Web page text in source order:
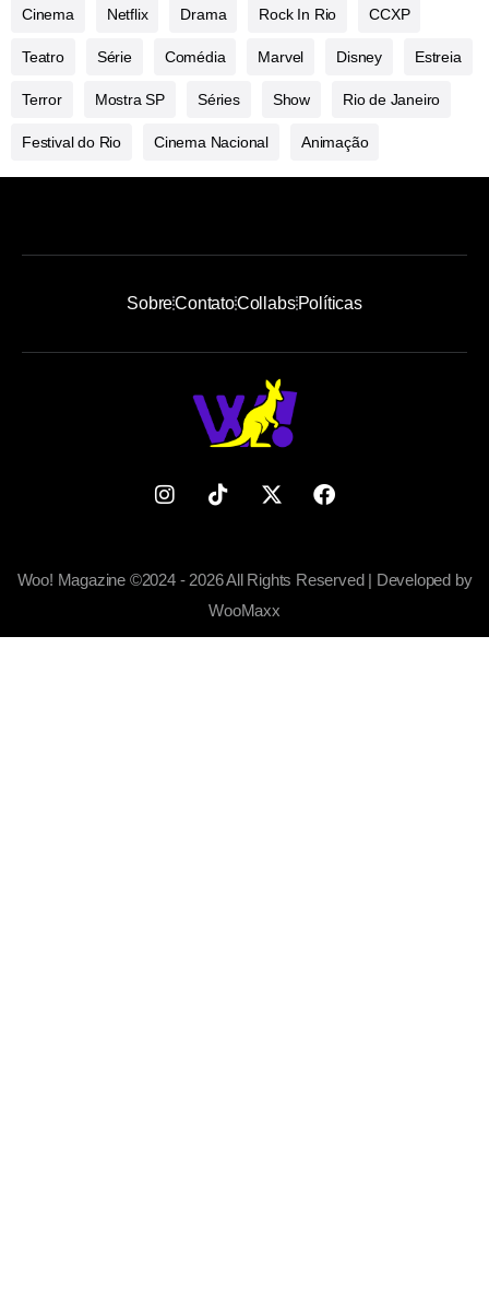
Cinema Netflix Drama Rock In Rio CCXP
Teatro Série Comédia Marvel Disney Estreia
Terror Mostra SP Séries Show Rio de Janeiro
Festival do Rio Cinema Nacional Animação
SobreContatoCollabsPolíticas
Woo! Magazine ©2024 - 2026 All Rights Reserved | Developed by
WooMaxx